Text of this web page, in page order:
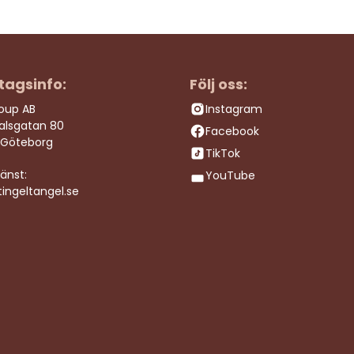
AB
80
Följ oss:
Instagram
Facebook
TikTok
YouTube